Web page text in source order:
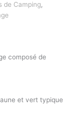
de Camping,
composé de
et vert typique